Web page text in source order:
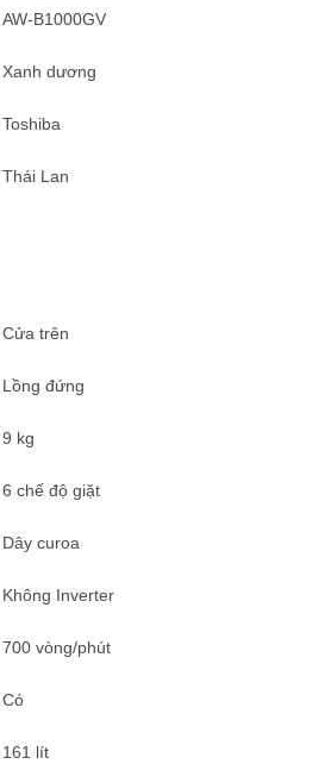
AW-B1000GV
Xanh dương
Toshiba
Thái Lan
Cửa trên
Lồng đứng
9 kg
6 chế độ giặt
Dây curoa
Không Inverter
700 vòng/phút
Có
161 lít